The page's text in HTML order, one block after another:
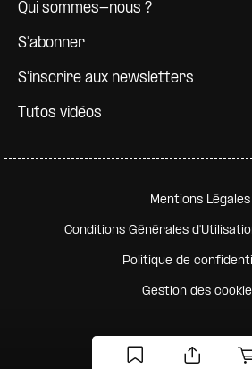
Qui sommes-nous ?
S'abonner
S'inscrire aux newsletters
Tutos vidéos
Pied de page secondaire
Mentions Légales
Conditions Générales
Politique de
Gestion des